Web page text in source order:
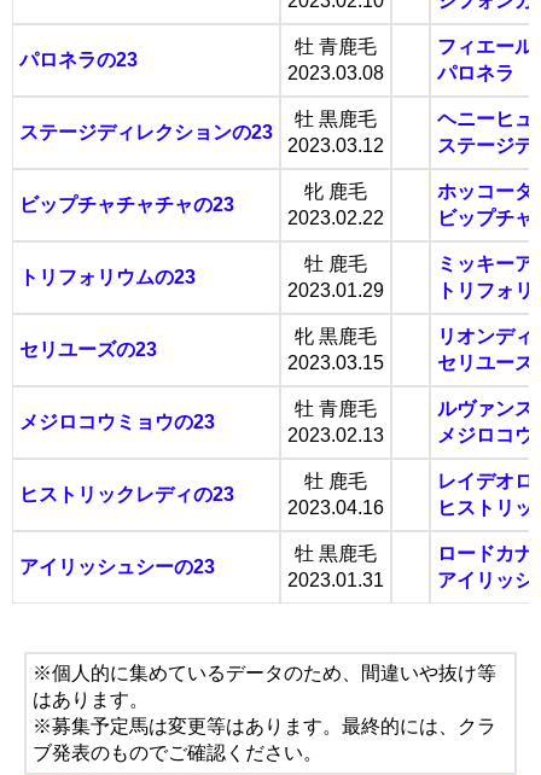
パロネラの23
牡 青鹿毛
2023.03.08
フィエール
パロネラ
ステージディレクションの23
牡 黒鹿毛
2023.03.12
ヘニーヒュ
ステージデ
ビップチャチャチャの23
牝 鹿毛
2023.02.22
ホッコータ
ビップチャ
トリフォリウムの23
牡 鹿毛
2023.01.29
ミッキーア
トリフォリ
セリユーズの23
牝 黒鹿毛
2023.03.15
リオンディ
セリユーズ
メジロコウミョウの23
牡 青鹿毛
2023.02.13
ルヴァンス
メジロコウ
ヒストリックレディの23
牡 鹿毛
2023.04.16
レイデオロ
ヒストリッ
アイリッシュシーの23
牡 黒鹿毛
2023.01.31
ロードカナ
アイリッシ
※個人的に集めているデータのため、間違いや抜け等
はあります。
※募集予定馬は変更等はあります。最終的には、クラ
ブ発表のものでご確認ください。